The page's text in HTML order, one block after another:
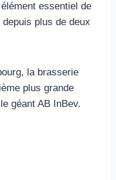
essentiel de
plus de deux
la brasserie
plus grande
géant AB InBev.